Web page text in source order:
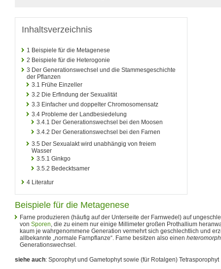
Inhaltsverzeichnis
1 Beispiele für die Metagenese
2 Beispiele für die Heterogonie
3 Der Generationswechsel und die Stammesgeschichte
der Pflanzen
3.1 Frühe Einzeller
3.2 Die Erfindung der Sexualität
3.3 Einfacher und doppelter Chromosomensatz
3.4 Probleme der Landbesiedelung
3.4.1 Der Generationswechsel bei den Moosen
3.4.2 Der Generationswechsel bei den Farnen
3.5 Der Sexualakt wird unabhängig von freiem
Wasser
3.5.1 Ginkgo
3.5.2 Bedecktsamer
4 Literatur
Beispiele für die Metagenese
Farne produzieren (häufig auf der Unterseite der Farnwedel) auf
von Sporen, die zu einem nur einige Millimeter großen Prothallium
kaum je wahrgenommene Generation vermehrt sich geschlechtlich und
allbekannte „normale Farnpflanze“. Farne besitzen also einen
Generationswechsel.
siehe auch: Sporophyt und Gametophyt sowie (für Rotalgen) Tetrasporophyt